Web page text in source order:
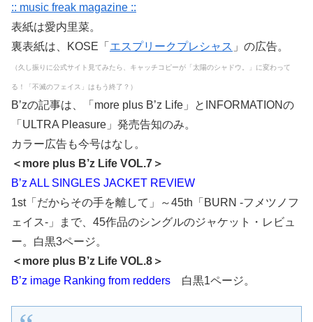
:: music freak magazine ::
表紙は愛内里菜。
裏表紙は、KOSE「 エスプリークプレシャス 」の広告。
（久し振りに公式サイト見てみたら、キャッチコピーが「太陽のシャドウ。」に変わって
る！「不滅のフェイス」はもう終了？）
B’zの記事は、「more plus B’z Life」とINFORMATIONの
「ULTRA Pleasure」発売告知のみ。
カラー広告も今号はなし。
＜more plus B’z Life VOL.7＞
B’z ALL SINGLES JACKET REVIEW
1st「だからその手を離して」～45th「BURN -フメツノフ
ェイス-」まで、45作品のシングルのジャケット・レビュ
ー。白黒3ページ。
＜more plus B’z Life VOL.8＞
B’z image Ranking from redders 白黒1ページ。